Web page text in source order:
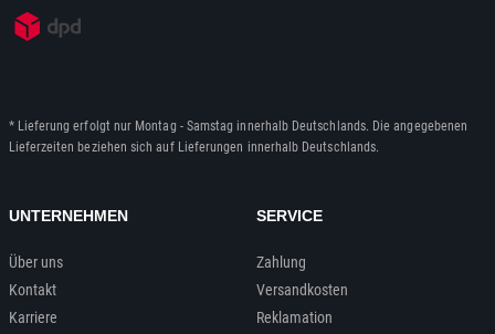
* Lieferung erfolgt nur Montag - Samstag innerhalb Deutschlands. Die angegebenen
Lieferzeiten beziehen sich auf Lieferungen innerhalb Deutschlands.
UNTERNEHMEN
Über uns
Kontakt
Karriere
SERVICE
Zahlung
Versandkosten
Reklamation